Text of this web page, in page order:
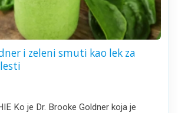
i zeleni smuti kao lek za
Ko je Dr. Brooke Goldner koja je